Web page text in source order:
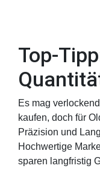
Top-
Es mag
kaufen, doch für
Präzision und
Hochwertige
sparen langfristig